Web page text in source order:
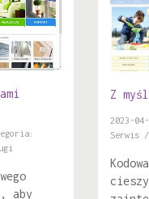
aby
Z
2023-
Serwis